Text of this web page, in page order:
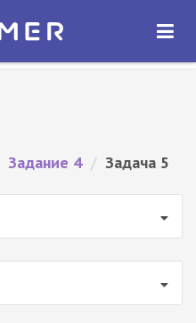
ОТКРЫТЬ
Задание 4 / Задача 5